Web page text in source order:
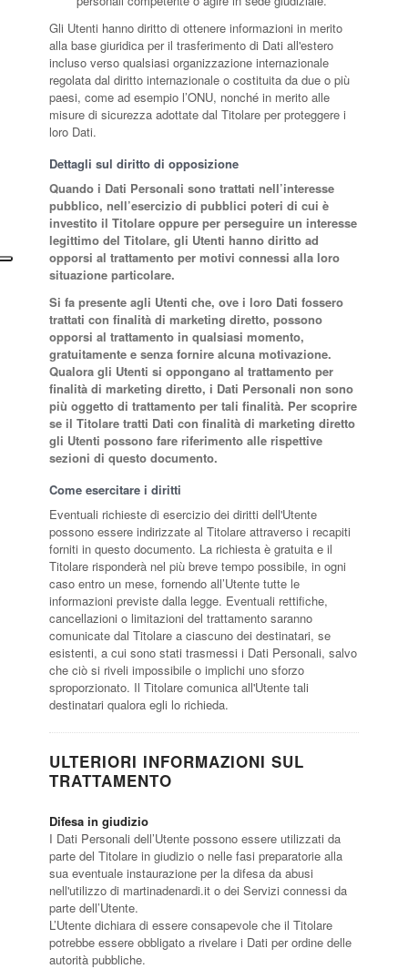
Gli Utenti hanno diritto di ottenere informazioni in merito
alla base giuridica per il trasferimento di Dati all'estero
incluso verso qualsiasi organizzazione internazionale
regolata dal diritto internazionale o costituita da due o più
paesi, come ad esempio l’ONU, nonché in merito alle
misure di sicurezza adottate dal Titolare per proteggere i
loro Dati.
Dettagli sul diritto di opposizione
Quando i Dati Personali sono trattati nell’interesse
pubblico, nell’esercizio di pubblici poteri di cui è
investito il Titolare oppure per perseguire un interesse
legittimo del Titolare, gli Utenti hanno diritto ad
opporsi al trattamento per motivi connessi alla loro
situazione particolare.
Si fa presente agli Utenti che, ove i loro Dati fossero
trattati con finalità di marketing diretto, possono
opporsi al trattamento in qualsiasi momento,
gratuitamente e senza fornire alcuna motivazione.
Qualora gli Utenti si oppongano al trattamento per
finalità di marketing diretto, i Dati Personali non sono
più oggetto di trattamento per tali finalità. Per scoprire
se il Titolare tratti Dati con finalità di marketing diretto
gli Utenti possono fare riferimento alle rispettive
sezioni di questo documento.
Come esercitare i diritti
Eventuali richieste di esercizio dei diritti dell'Utente
possono essere indirizzate al Titolare attraverso i recapiti
forniti in questo documento. La richiesta è gratuita e il
Titolare risponderà nel più breve tempo possibile, in ogni
caso entro un mese, fornendo all’Utente tutte le
informazioni previste dalla legge. Eventuali rettifiche,
cancellazioni o limitazioni del trattamento saranno
comunicate dal Titolare a ciascuno dei destinatari, se
esistenti, a cui sono stati trasmessi i Dati Personali, salvo
che ciò si riveli impossibile o implichi uno sforzo
sproporzionato. Il Titolare comunica all'Utente tali
destinatari qualora egli lo richieda.
ULTERIORI INFORMAZIONI SUL
TRATTAMENTO
Difesa in giudizio
I Dati Personali dell’Utente possono essere utilizzati da
parte del Titolare in giudizio o nelle fasi preparatorie alla
sua eventuale instaurazione per la difesa da abusi
nell'utilizzo di martinadenardi.it o dei Servizi connessi da
parte dell’Utente.
L’Utente dichiara di essere consapevole che il Titolare
potrebbe essere obbligato a rivelare i Dati per ordine delle
autorità pubbliche.